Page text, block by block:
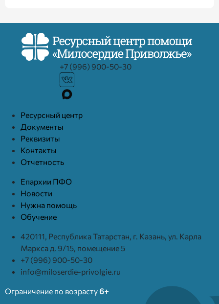
+7 (996) 900-50-30
Ресурcный центр
Документы
Реквизиты
Контакты
Отчетность
Епархии ПФО
Новости
Нужна помощь
Обучение
420111, Республика Татарстан, г. Казань, ул. Карла
Маркса д. 9/15, помещение 5
+7 (996) 900-50-30
info@miloserdie-privolgie.ru
Ограничение по возрасту 6+